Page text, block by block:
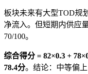
板块未来有大型TOD规
净流入。但短期内供应
70/100。
综合得分 = 82×0.3 +
78.4分。结论：中等偏